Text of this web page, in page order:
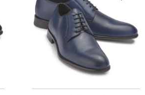
Beliebtheit
Niedrigster Preis
Höchster Preis
Artikelbezeichnung